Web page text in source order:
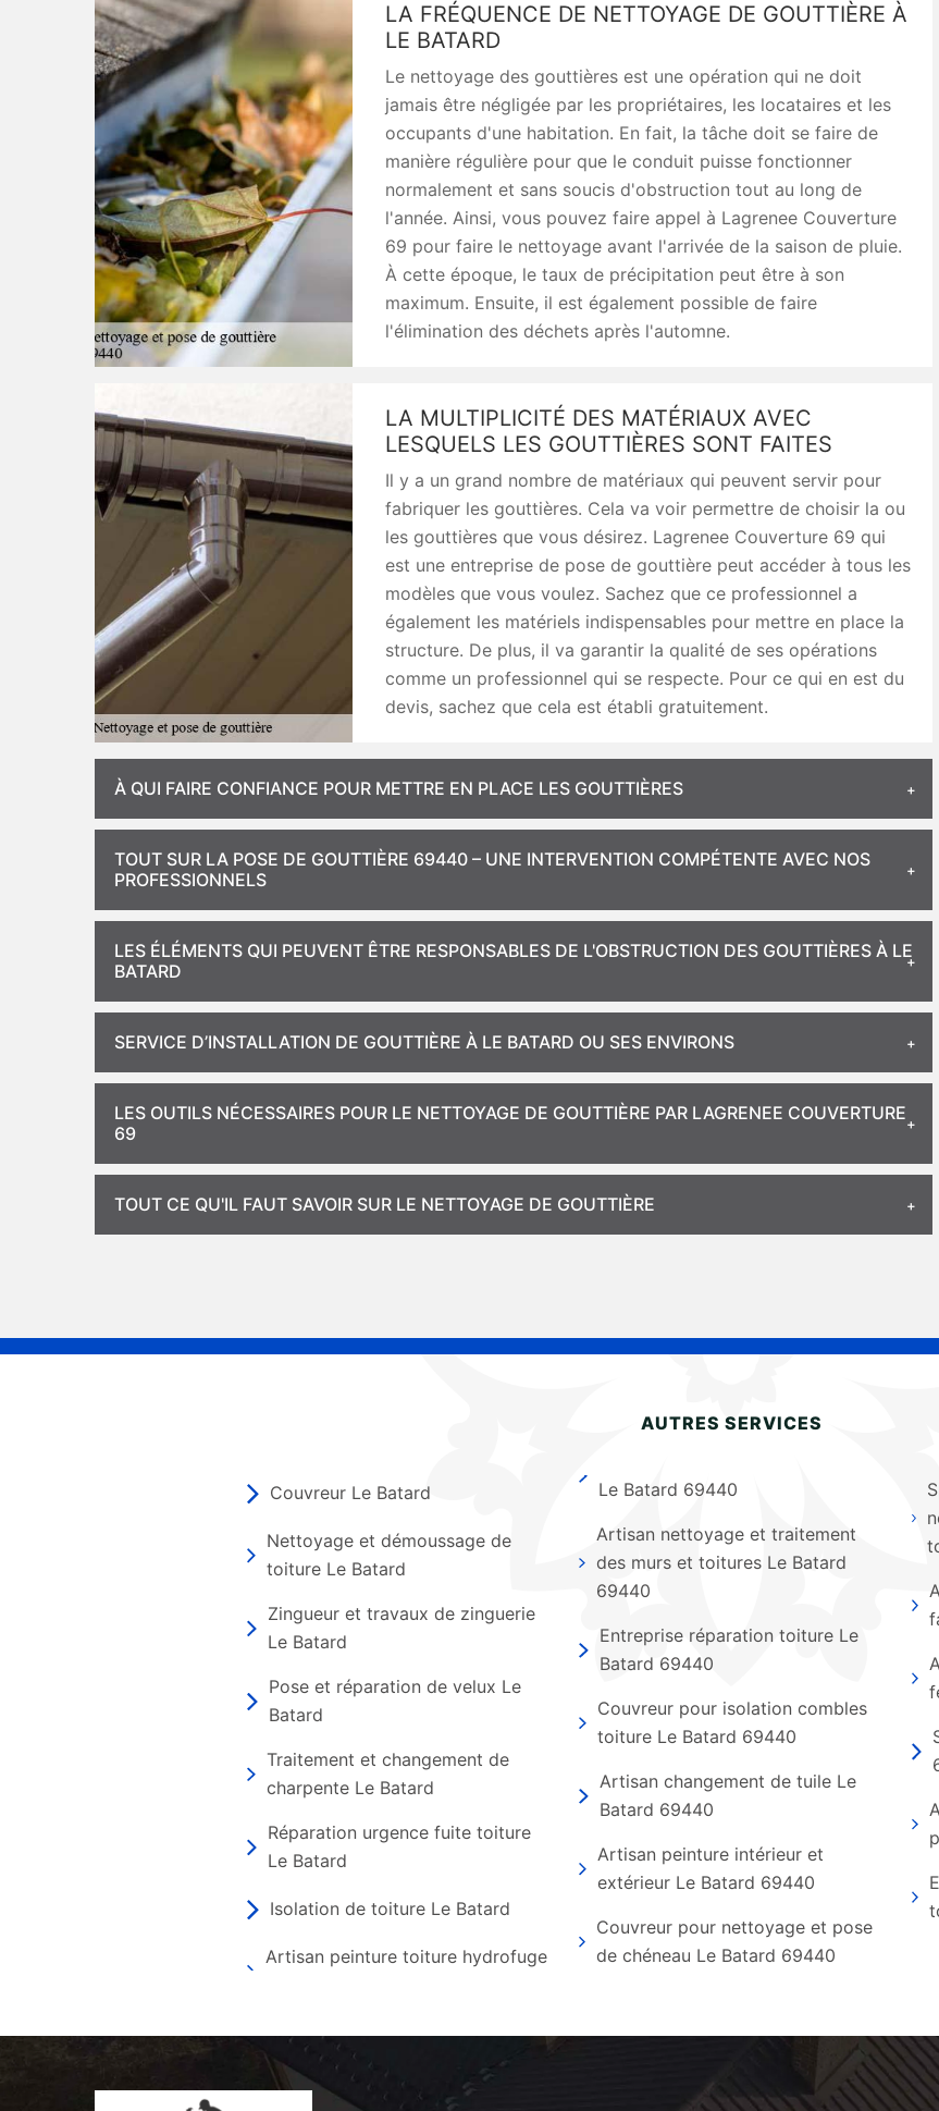
LA FRÉQUENCE DE NETTOYAGE DE GOUTTIÈRE À
LE BATARD
Le nettoyage des gouttières est une opération qui ne doit
jamais être négligée par les propriétaires, les locataires et les
occupants d'une habitation. En fait, la tâche doit se faire de
manière régulière pour que le conduit puisse fonctionner
normalement et sans soucis d'obstruction tout au long de
l'année. Ainsi, vous pouvez faire appel à Lagrenee Couverture
69 pour faire le nettoyage avant l'arrivée de la saison de pluie.
À cette époque, le taux de précipitation peut être à son
maximum. Ensuite, il est également possible de faire
l'élimination des déchets après l'automne.
LA MULTIPLICITÉ DES MATÉRIAUX AVEC
LESQUELS LES GOUTTIÈRES SONT FAITES
Il y a un grand nombre de matériaux qui peuvent servir pour
fabriquer les gouttières. Cela va voir permettre de choisir la ou
les gouttières que vous désirez. Lagrenee Couverture 69 qui
est une entreprise de pose de gouttière peut accéder à tous les
modèles que vous voulez. Sachez que ce professionnel a
également les matériels indispensables pour mettre en place la
structure. De plus, il va garantir la qualité de ses opérations
comme un professionnel qui se respecte. Pour ce qui en est du
devis, sachez que cela est établi gratuitement.
À QUI FAIRE CONFIANCE POUR METTRE EN PLACE LES GOUTTIÈRES
TOUT SUR LA POSE DE GOUTTIÈRE 69440 – UNE INTERVENTION COMPÉTENTE AVEC NOS
PROFESSIONNELS
LES ÉLÉMENTS QUI PEUVENT ÊTRE RESPONSABLES DE L'OBSTRUCTION DES GOUTTIÈRES À LE
BATARD
SERVICE D’INSTALLATION DE GOUTTIÈRE À LE BATARD OU SES ENVIRONS
LES OUTILS NÉCESSAIRES POUR LE NETTOYAGE DE GOUTTIÈRE PAR LAGRENEE COUVERTURE
69
TOUT CE QU'IL FAUT SAVOIR SUR LE NETTOYAGE DE GOUTTIÈRE
AUTRES SERVICES
Couvreur Le Batard
Nettoyage et démoussage de
toiture Le Batard
Zingueur et travaux de zinguerie
Le Batard
Pose et réparation de velux Le
Batard
Traitement et changement de
charpente Le Batard
Réparation urgence fuite toiture
Le Batard
Isolation de toiture Le Batard
Artisan peinture toiture hydrofuge
Le Batard 69440
Artisan nettoyage et traitement
des murs et toitures Le Batard
69440
Entreprise réparation toiture Le
Batard 69440
Couvreur pour isolation combles
toiture Le Batard 69440
Artisan changement de tuile Le
Batard 69440
Artisan peinture intérieur et
extérieur Le Batard 69440
Couvreur pour nettoyage et pose
de chéneau Le Batard 69440